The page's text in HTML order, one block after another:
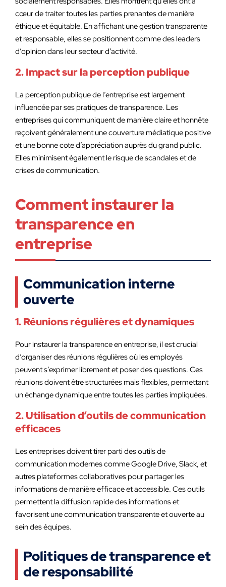
cœur de traiter toutes les parties prenantes de manière
éthique et équitable. En affichant une gestion transparente
et responsable, elles se positionnent comme des leaders
d’opinion dans leur secteur d’activité.
2. Impact sur la perception publique
La perception publique de l’entreprise est largement
influencée par ses pratiques de transparence. Les
entreprises qui communiquent de manière claire et honnête
reçoivent généralement une couverture médiatique positive
et une bonne cote d’appréciation auprès du grand public.
Elles minimisent également le risque de scandales et de
crises de communication.
Comment instaurer la
transparence en
entreprise
Communication interne
ouverte
1. Réunions régulières et dynamiques
Pour instaurer la transparence en entreprise, il est crucial
d’organiser des réunions régulières où les employés
peuvent s’exprimer librement et poser des questions. Ces
réunions doivent être structurées mais flexibles, permettant
un échange dynamique entre toutes les parties impliquées.
2. Utilisation d’outils de communication
efficaces
Les entreprises doivent tirer parti des outils de
communication modernes comme Google Drive, Slack, et
autres plateformes collaboratives pour partager les
informations de manière efficace et accessible. Ces outils
permettent la diffusion rapide des informations et
favorisent une communication transparente et ouverte au
sein des équipes.
Politiques de transparence et
de responsabilité